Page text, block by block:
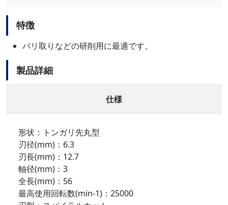
特徴
バリ取りなどの研削用に最適です。
製品詳細
仕様
形状：トンガリ先丸型
刃径(mm)：6.3
刃長(mm)：12.7
軸径(mm)：3
全長(mm)：56
最高使用回転数(min-1)：25000